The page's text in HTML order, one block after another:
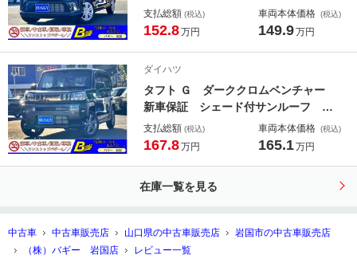
ドドア ＬＥＤプラズマクラスター
ＬＥＤルームランプ 純正フロアマッ
支払総額 (税込)
152.8万円
車両本体価格 (税込)
149.9万円
ダイハツ
タフト Ｇ ダーククロムベンチャー
新車保証 シェード付サンルーフ ワ
イヤレス充電器 ＬＥＤルームラン
プ 衝突回避支援システム 電動パー
純正ドアバイザー
支払総額 (税込)
167.8万円
車両本体価格 (税込)
165.1万円
在庫一覧を見る
中古車 中古車販売店 山口県の中古車販売店
岩国市の中古車販売店
（株）バギー 岩国店
レビュー一覧